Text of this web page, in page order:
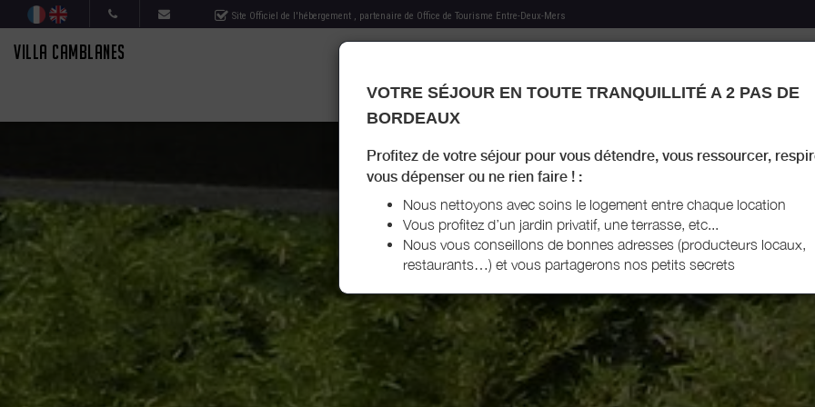
Site Officiel de l'hébergement , partenaire de Office de Tourisme Entre-Deux-Mers
VILLA CAMBLANES
MON HÉBERGEMENT MES RECOMMANDATIONS AGENDA TOURISTIQUE MON LIVRET
VOTRE SÉJOUR EN TOUTE TRANQUILLITÉ A 2 PAS DE
BORDEAUX
Profitez de votre séjour pour vous détendre, vous ressourcer,
vous dépenser ou ne rien faire ! :
Nous nettoyons avec soins le logement entre chaque location
Vous profitez d’un jardin privatif, une terrasse, etc...
Nous vous conseillons de bonnes adresses (producteurs locaux,
restaurants…) et vous partagerons nos petits secrets